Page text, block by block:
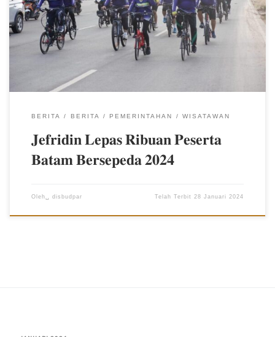
ribuan peserta Batam Bersepeda 2024. “Alhamdulillah pada hari
ini ramai sekali masyarakat Batam dan pegawai di lingkungan
Pemko Batam yang turut serta dalam event Batam Bersepeda ini,”
Dijelaskannya peserta Batam Bersepeda menempuh rute sejauh
12 kilometer. Kegiatan yang dimulai pukul 07.00 WIB diawali dari
pintu selatan Dataran Engku Putri Batam, Batam Centre dan finish
di Dataran Engku Putri. Ia menyebut kegiatan […]
BERITA BERITA PEMERINTAHAN WISATAWAN
𝐉𝐞𝐟𝐫𝐢𝐝𝐢𝐧 𝐋𝐞𝐩𝐚𝐬 𝐑𝐢𝐛𝐮𝐚𝐧 𝐏𝐞𝐬𝐞𝐫𝐭𝐚
𝐁𝐚𝐭𝐚𝐦 𝐁𝐞𝐫𝐬𝐞𝐩𝐞𝐝𝐚 𝟐𝟎𝟐𝟒
Oleh␣ disbudpar Telah Terbit 28 Januari 2024